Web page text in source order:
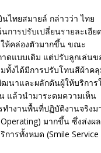
ไทยสมายล์ กล่าวว่า ไทย
การปรับเปลี่ยนรายละเอียด
ห้คล่องตัวมากขึ้น ขณะ
ดแบบเดิม แต่ปรับลูกเล่นข
ทั้งได้มีการปรับโทนสีผ้าค
ฒนาและผลักดันผู้ให้บริการ
แล้วนำมาระดมความเห็น
ทำงานพื้นที่ปฏิบัติงานจริงม
มากขึ้น ซึ่งส่งผล
ารทั้งหมด (Smile Service